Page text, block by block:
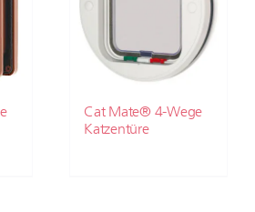
Cat Mate® 4-Wege
Katzentüre